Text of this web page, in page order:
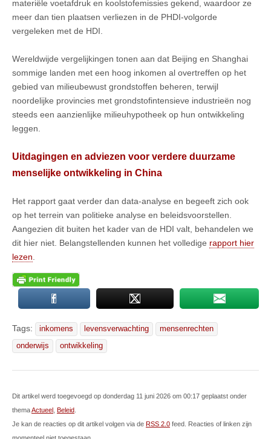
materiële voetafdruk en koolstofemissies gekend, waardoor ze
meer dan tien plaatsen verliezen in de PHDI-volgorde
vergeleken met de HDI.
Wereldwijde vergelijkingen tonen aan dat Beijing en Shanghai
sommige landen met een hoog inkomen al overtreffen op het
gebied van milieubewust grondstoffen beheren, terwijl
noordelijke provincies met grondstofintensieve industrieën nog
steeds een aanzienlijke milieuhypotheek op hun ontwikkeling
leggen.
Uitdagingen en adviezen voor verdere duurzame
menselijke ontwikkeling in China
Het rapport gaat verder dan data-analyse en begeeft zich ook
op het terrein van politieke analyse en beleidsvoorstellen.
Aangezien dit buiten het kader van de HDI valt, behandelen we
dit hier niet. Belangstellenden kunnen het volledige rapport hier
lezen
Tags: inkomens levensverwachting
mensenrechten
onderwijs
ontwikkeling
Dit artikel werd toegevoegd op donderdag 11 juni 2026 om 00:17 geplaatst onder
themaActueel Beleid
Je kan de reacties op dit artikel volgen via de RSS 2.0 feed. Reacties of linken zijn